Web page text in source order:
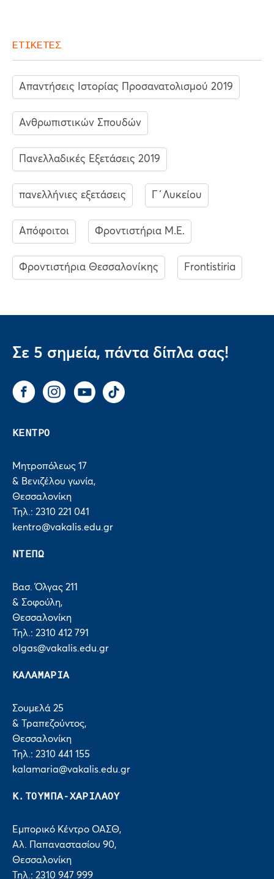
ΕΤΙΚΕΤΕΣ
Απαντήσεις Ιστορίας Προσανατολισμού 2019
Ανθρωπιστικών Σπουδών
Πανελλαδικές Εξετάσεις 2019
πανελλήνιες εξετάσεις Γ΄Λυκείου
Απόφοιτοι Φροντιστήρια Μ.Ε.
Φροντιστήρια Θεσσαλονίκης Frontistiria
Σε 5 σημεία, πάντα δίπλα σας!
FacebookInstagram
You Tube Tik Tok
ΚΕΝΤΡΟ
Μητροπόλεως 17
& Βενιζέλου γωνία,
Θεσσαλονίκη
Τηλ.: 2310 221 041
kentro@vakalis.edu.gr
ΝΤΕΠΩ
Βασ. Όλγας 211
& Σοφούλη,
Θεσσαλονίκη
Τηλ.: 2310 412 791
olgas@vakalis.edu.gr
ΚΑΛΑΜΑΡΙΑ
Σουμελά 25
& Τραπεζούντος,
Θεσσαλονίκη
Τηλ.: 2310 441 155
kalamaria@vakalis.edu.gr
Κ.ΤΟΥΜΠΑ-ΧΑΡΙΛΑΟΥ
Εμπορικό Κέντρο ΟΑΣΘ,
Αλ. Παπαναστασίου 90,
Θεσσαλονίκη
Τηλ.: 2310 947 999